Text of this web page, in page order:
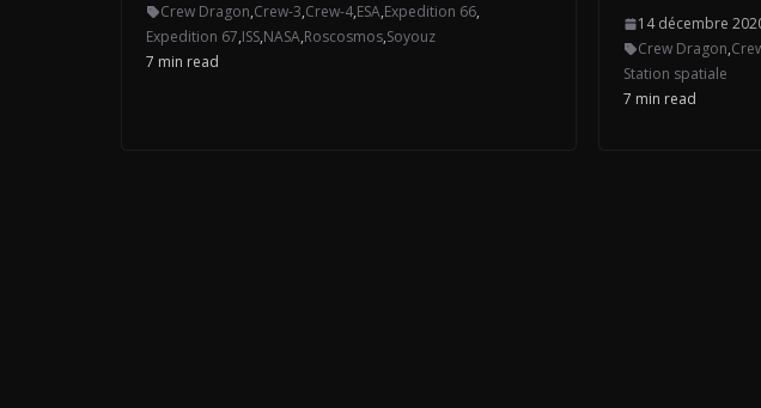
Crew Dragon,Crew-3,Crew-4,ESA,Expedition 66,
Expedition 67,ISS,NASA,Roscosmos,Soyouz
7 min read
14 décembre
Crew Dragon,
Station spatiale
7 min read